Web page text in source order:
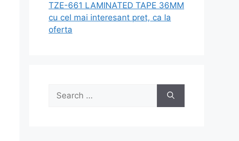
TZE-661 LAMINATED TAPE 36MM
cu cel mai interesant pret, ca la
oferta
Search
for: